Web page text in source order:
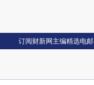
订阅财新网主编精选电邮